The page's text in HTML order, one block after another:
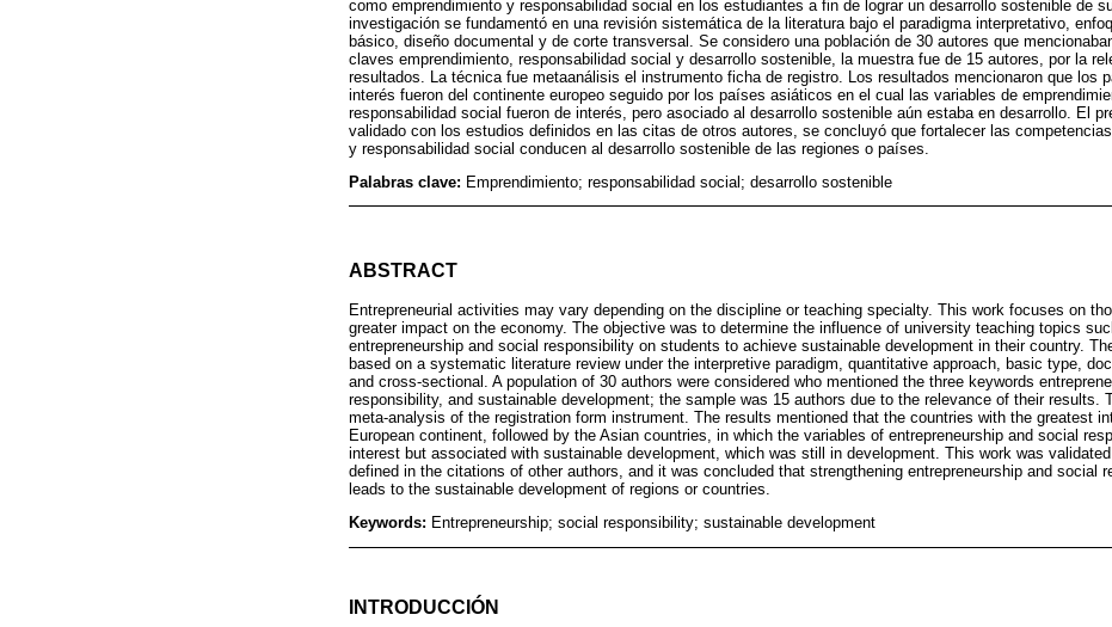
como emprendimiento y responsabilidad social en los estudiantes a fin de lograr un desarrollo sostenible de
investigación se fundamentó en una revisión sistemática de la literatura bajo el paradigma interpretativo,
básico, diseño documental y de corte transversal. Se considero una población de 30 autores que
claves emprendimiento, responsabilidad social y desarrollo sostenible, la muestra fue de 15 autores, por la
resultados. La técnica fue metaanálisis el instrumento ficha de registro. Los resultados mencionaron que los
interés fueron del continente europeo seguido por los países asiáticos en el cual las variables de
responsabilidad social fueron de interés, pero asociado al desarrollo sostenible aún estaba en desarrollo. El
validado con los estudios definidos en las citas de otros autores, se concluyó que fortalecer las
y responsabilidad social conducen al desarrollo sostenible de las regiones o países.
Palabras clave: Emprendimiento; responsabilidad social; desarrollo sostenible
ABSTRACT
Entrepreneurial activities may vary depending on the discipline or teaching specialty. This work focuses on
greater impact on the economy. The objective was to determine the influence of university teaching topics
entrepreneurship and social responsibility on students to achieve sustainable development in their country.
based on a systematic literature review under the interpretive paradigm, quantitative approach, basic type,
and cross-sectional. A population of 30 authors were considered who mentioned the three keywords
responsibility, and sustainable development; the sample was 15 authors due to the relevance of their results.
meta-analysis of the registration form instrument. The results mentioned that the countries with the greatest
European continent, followed by the Asian countries, in which the variables of entrepreneurship and social
interest but associated with sustainable development, which was still in development. This work was
defined in the citations of other authors, and it was concluded that strengthening entrepreneurship and social
leads to the sustainable development of regions or countries.
Keywords: Entrepreneurship; social responsibility; sustainable development
INTRODUCCIÓN